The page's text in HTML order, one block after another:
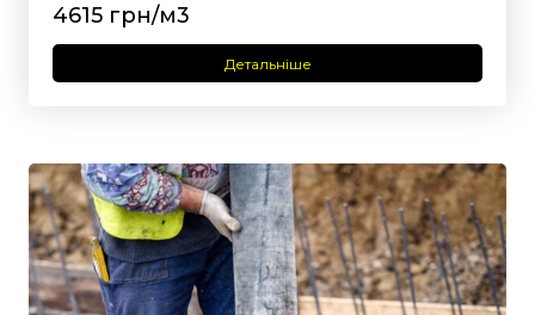
4615 грн/м3
Детальніше